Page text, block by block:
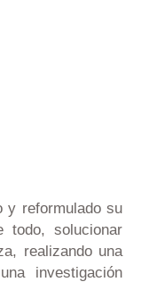
y reformulado su
todo, solucionar
realizando una
investigación